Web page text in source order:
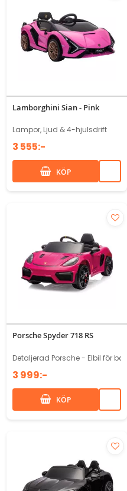
Lamborghini Sian - Pink
Lampor, Ljud & 4-hjulsdrift
3 555:-
KÖP
Porsche Spyder 718 RS
Detaljerad Porsche - Elbil för barn
3 999:-
KÖP